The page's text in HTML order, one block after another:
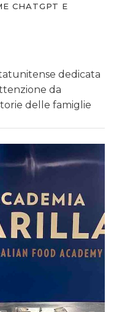
CHATGPT E
dedicata
da
delle famiglie